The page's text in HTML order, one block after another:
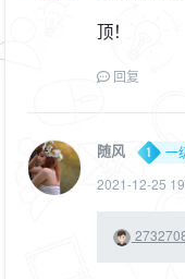
顶！
回复
随风
一
2021-12-25